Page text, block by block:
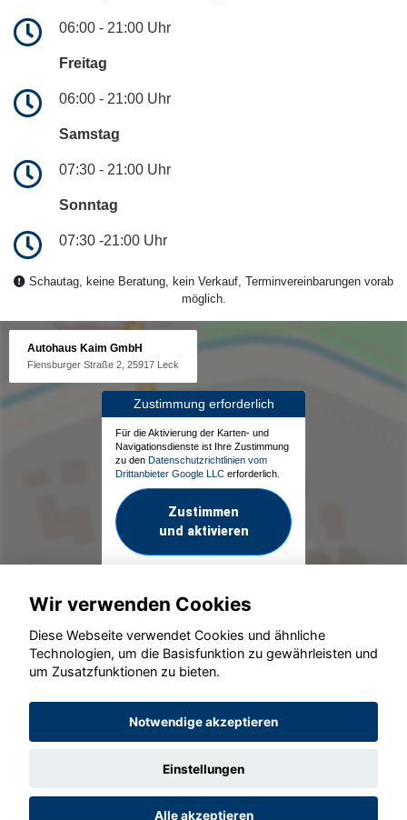
06:00 - 21:00 Uhr
Freitag
06:00 - 21:00 Uhr
Samstag
07:30 - 21:00 Uhr
Sonntag
07:30 -21:00 Uhr
Schautag, keine Beratung, kein Verkauf, Terminvereinbarungen vorab
möglich.
Autohaus Kaim GmbH
Flensburger Straße 2, 25917 Leck
Zustimmung erforderlich
Für die Aktivierung der Karten- und
Navigationsdienste ist Ihre Zustimmung
zu den Datenschutzrichtlinien vom
Drittanbieter Google LLC erforderlich.
Zustimmen
und aktivieren
© konjunkturmotor.de GmbH 2020 - 2026
Wir verwenden Cookies
Diese Webseite verwendet Cookies und ähnliche
Technologien, um die Basisfunktion zu gewährleisten und
um Zusatzfunktionen zu bieten.
Notwendige akzeptieren
Einstellungen
Alle akzeptieren